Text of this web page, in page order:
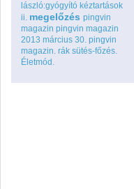
lászló:gyógyító kéztartások
ii. megelőzés pingvin
magazin pingvin magazin
2013 március 30. pingvin
magazin. rák sütés-főzés.
Életmód.